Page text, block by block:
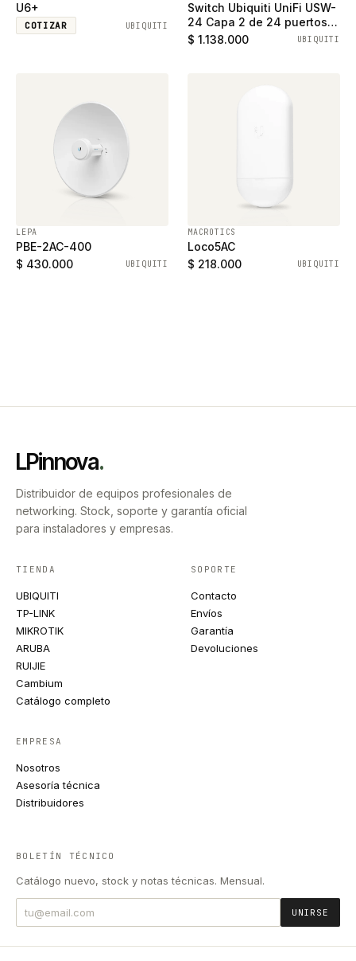
U6+
COTIZAR UBIQUITI
Switch Ubiquiti UniFi USW-
24 Capa 2 de 24 puertos
ethernet gigabit y 2
$ 1.138.000 UBIQUITI
LEPA
PBE-2AC-400
$ 430.000
UBIQUITI
MACROTICS
Loco5AC
$ 218.000
UBIQUITI
LPinnova.
Distribuidor de equipos profesionales de
networking. Stock, soporte y garantía oficial
para instaladores y empresas.
TIENDA
UBIQUITI
TP-LINK
MIKROTIK
ARUBA
RUIJIE
Cambium
Catálogo completo
SOPORTE
Contacto
Envíos
Garantía
Devoluciones
EMPRESA
Nosotros
Asesoría técnica
Distribuidores
BOLETÍN TÉCNICO
Catálogo nuevo, stock y notas técnicas. Mensual.
UNIRSE